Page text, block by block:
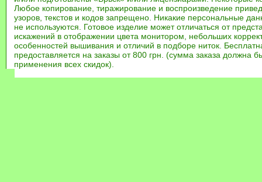
Любое копирование, тиражирование и воспроизведение
узоров, текстов и кодов запрещено. Никакие персональные
не используются. Готовое изделие может отличаться от
искажений в отображении цвета монитором, небольших
особенностей вышивания и отличий в подборе ниток.
предоставляется на заказы от 800 грн. (сумма заказа должна
применения всех скидок).